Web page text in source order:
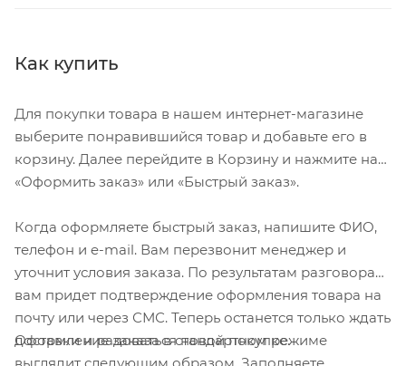
Как купить
Для покупки товара в нашем интернет-магазине
выберите понравившийся товар и добавьте его в
корзину. Далее перейдите в Корзину и нажмите на
«Оформить заказ» или «Быстрый заказ».
Когда оформляете быстрый заказ, напишите ФИО,
телефон и e-mail. Вам перезвонит менеджер и
уточнит условия заказа. По результатам разговора
вам придет подтверждение оформления товара на
почту или через СМС. Теперь останется только ждать
доставки и радоваться новой покупке.
Оформление заказа в стандартном режиме